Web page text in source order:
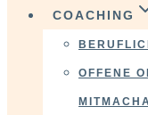
COACHING
OFFENE